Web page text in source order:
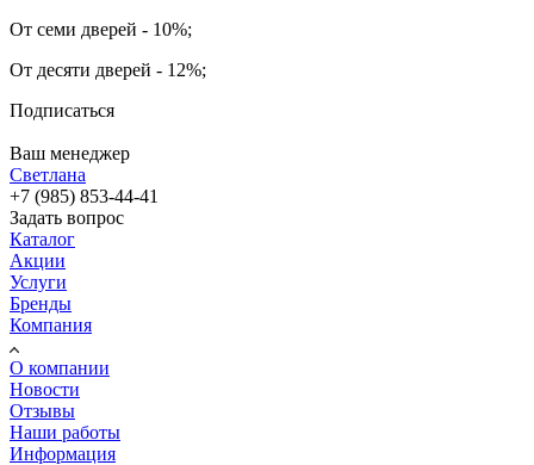
От семи дверей - 10%;
От десяти дверей - 12%;
Подписаться
Ваш менеджер
Светлана
+7 (985) 853-44-41
Задать вопрос
Каталог
Акции
Услуги
Бренды
Компания
О компании
Новости
Отзывы
Наши работы
Информация